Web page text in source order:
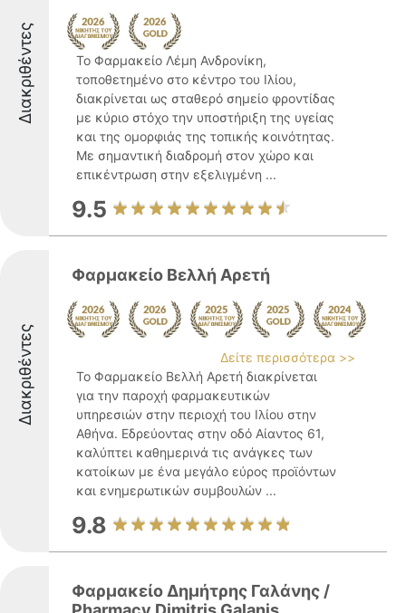
Διακριθέντες
Το Φαρμακείο Λέμη Ανδρονίκη,
τοποθετημένο στο κέντρο του Ιλίου,
διακρίνεται ως σταθερό σημείο φροντίδας
με κύριο στόχο την υποστήριξη της υγείας
και της ομορφιάς της τοπικής κοινότητας.
Με σημαντική διαδρομή στον χώρο και
επικέντρωση στην εξελιγμένη ...
9.5
Διακριθέντες
Φαρμακείο Βελλή Αρετή
Δείτε περισσότερα >>
Το Φαρμακείο Βελλή Αρετή διακρίνεται
για την παροχή φαρμακευτικών
υπηρεσιών στην περιοχή του Ιλίου στην
Αθήνα. Εδρεύοντας στην οδό Αίαντος 61,
καλύπτει καθημερινά τις ανάγκες των
κατοίκων με ένα μεγάλο εύρος προϊόντων
και ενημερωτικών συμβουλών ...
9.8
Φαρμακείο Δημήτρης Γαλάνης /